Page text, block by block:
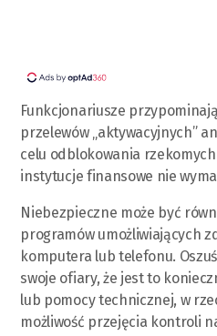
Funkcjonariusze
przelewów „aktywacyjnych”
celu odblokowania
instytucje finansowe nie
Niebezpieczne może być
programów umożliwiających
komputera lub telefonu.
swoje ofiary, że jest to
lub pomocy technicznej, w
możliwość przejęcia kontroli